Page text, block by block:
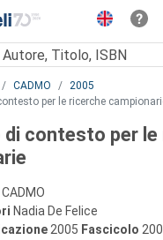
CADMO
2005
per le ricerche
di contesto per le
CADMO
Nadia De Felice
2005 Fascicolo